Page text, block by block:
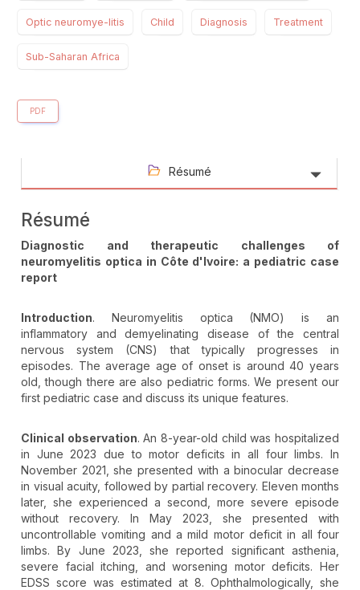
Optic neuromye-litis Child Diagnosis Treatment
Sub-Saharan Africa
PDF
Résumé
Résumé
Diagnostic and therapeutic challenges of
neuromyelitis optica in Côte d'Ivoire: a pediatric case
report
Introduction. Neuromyelitis optica (NMO) is an
inflammatory and demyelinating disease of the central
nervous system (CNS) that typically progresses in
episodes. The average age of onset is around 40 years
old, though there are also pediatric forms. We present our
first pediatric case and discuss its unique features.
Clinical observation. An 8-year-old child was hospitalized
in June 2023 due to motor deficits in all four limbs. In
November 2021, she presented with a binocular decrease
in visual acuity, followed by partial recovery. Eleven months
later, she experienced a second, more severe episode
without recovery. In May 2023, she presented with
uncontrollable vomiting and a mild motor deficit in all four
limbs. By June 2023, she reported significant asthenia,
severe facial itching, and worsening motor deficits. Her
EDSS score was estimated at 8. Ophthalmologically, she